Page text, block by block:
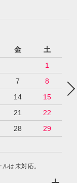
金
土
1
7
8
14
15
21
22
28
29
は未対応。